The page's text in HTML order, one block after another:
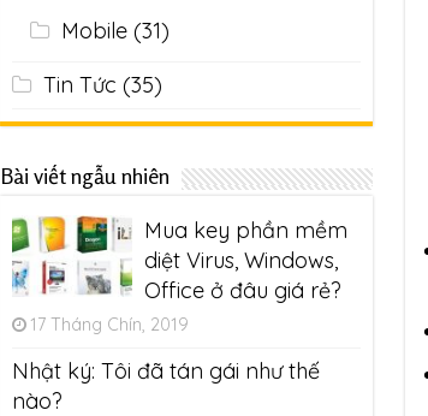
Mobile (31)
Tin Tức (35)
Bài viết ngẫu nhiên
Mua key phần mềm
diệt Virus, Windows,
Office ở đâu giá rẻ?
17 Tháng Chín, 2019
Nhật ký: Tôi đã tán gái như thế
nào?